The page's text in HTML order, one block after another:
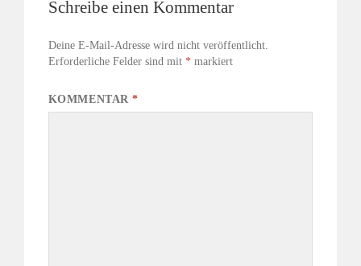
Schreibe einen Kommentar
Deine E-Mail-Adresse wird nicht veröffentlicht.
Erforderliche Felder sind mit *markiert
KOMMENTAR*